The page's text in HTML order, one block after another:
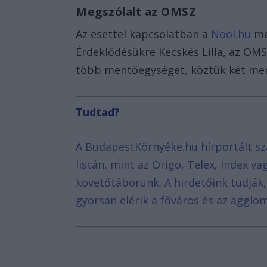
Megszólalt az OMSZ
Az esettel kapcsolatban a Nool.hu
Érdeklődésükre Kecskés Lilla, az
több mentőegységet, köztük két
Tudtad?
A BudapestKörnyéke.hu hírportált
listán, mint az Origo, Telex, Index
követőtáborunk. A hirdetőink
gyorsan elérik a főváros és az